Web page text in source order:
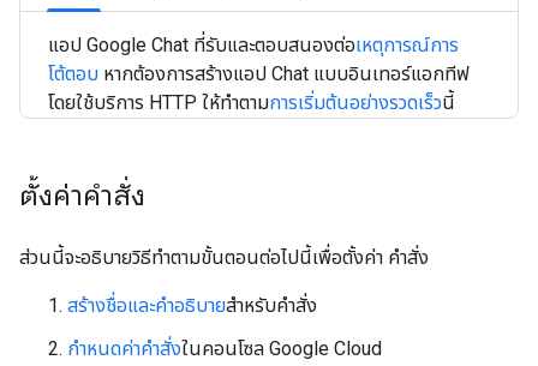
แอป Google Chat ที่รับและตอบสนองต่อเหตุการณ์การ
โต้ตอบ หากต้องการสร้างแอป Chat แบบอินเทอร์แอกทีฟ
โดยใช้บริการ HTTP ให้ทำตามการเริ่มต้นอย่างรวดเร็วนี้
ตั้งค่าคำสั่ง
ส่วนนี้จะอธิบายวิธีทําตามขั้นตอนต่อไปนี้เพื่อตั้งค่า คําสั่ง
สร้างชื่อและคำอธิบายสำหรับคำสั่ง
กำหนดค่าคำสั่งในคอนโซล Google Cloud